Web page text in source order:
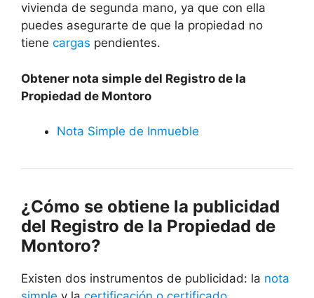
vivienda de segunda mano, ya que con ella
puedes asegurarte de que la propiedad no
tiene cargas pendientes.
Obtener nota simple del Registro de la
Propiedad de Montoro
Nota Simple de Inmueble
¿Cómo se obtiene la publicidad
del Registro de la Propiedad de
Montoro?
Existen dos instrumentos de publicidad: la nota